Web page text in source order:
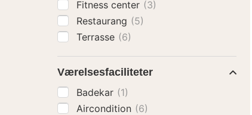
Fitness center (3)
Restaurang (5)
Terrasse (6)
Værelsesfaciliteter
Badekar (1)
Aircondition (6)